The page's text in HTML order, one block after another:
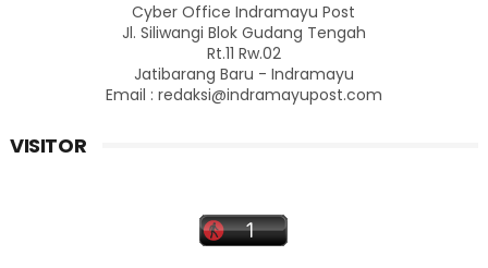
Cyber Office Indramayu Post
Jl. Siliwangi Blok Gudang Tengah
Rt.11 Rw.02
Jatibarang Baru - Indramayu
Email : redaksi@indramayupost.com
VISITOR